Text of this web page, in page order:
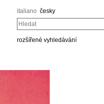
italiano česky
Hledat
rozšířené vyhledávání